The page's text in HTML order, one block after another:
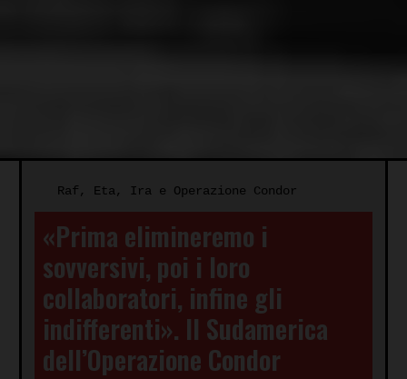
Raf, Eta, Ira e Operazione Condor
«Prima elimineremo i
sovversivi, poi i loro
collaboratori, infine gli
indifferenti». Il Sudamerica
dell’Operazione Condor